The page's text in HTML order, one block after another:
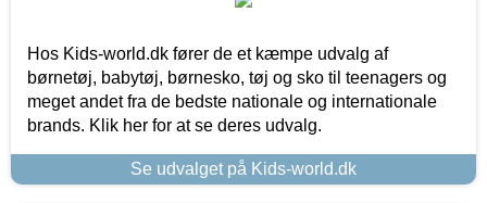
Hos Kids-world.dk fører de et kæmpe udvalg af
børnetøj, babytøj, børnesko, tøj og sko til teenagers og
meget andet fra de bedste nationale og internationale
brands. Klik her for at se deres udvalg.
Se udvalget på Kids-world.dk